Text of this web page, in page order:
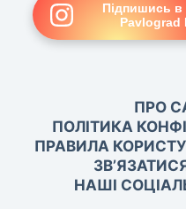
Підпишись в
Pavlograd
ПРО
ПОЛІТИКА
ПРАВИЛА
НАШІ